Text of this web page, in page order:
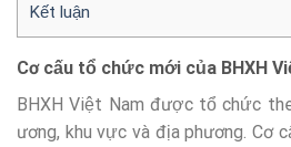
Kết luận
Cơ cấu tổ chức mới của BHXH
BHXH Việt Nam được tổ chức
ương, khu vực và địa phương. Cơ